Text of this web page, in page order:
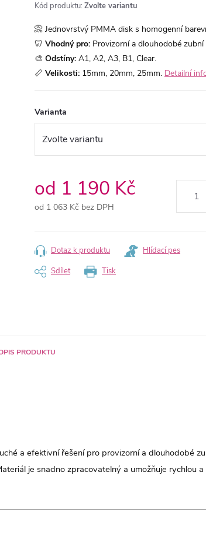
Kód produktu: Zvolte variantu
📀 Jednovrstvý PMMA disk s homogenní
🦷 Vhodný pro: Provizorní a dlouhodobé zubní
🎨 Odstíny: A1, A2, A3, B1, Clear.
📏 Velikosti: 15mm, 20mm, 25mm. Detailní
Varianta
od 1 190 Kč
od 1 063 Kč bez DPH
cena:
Tisk
Dotaz k produktu
Hlídací pes
Sdílet
PRODUKTU
a efektivní řešení pro provizorní a dlouhodobé
je snadno zpracovatelný a umožňuje rychlou